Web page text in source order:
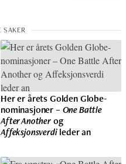
Her er årets Golden Globe-
nominasjoner – One Battle
After Anotherog
Affeksjonsverdileder an